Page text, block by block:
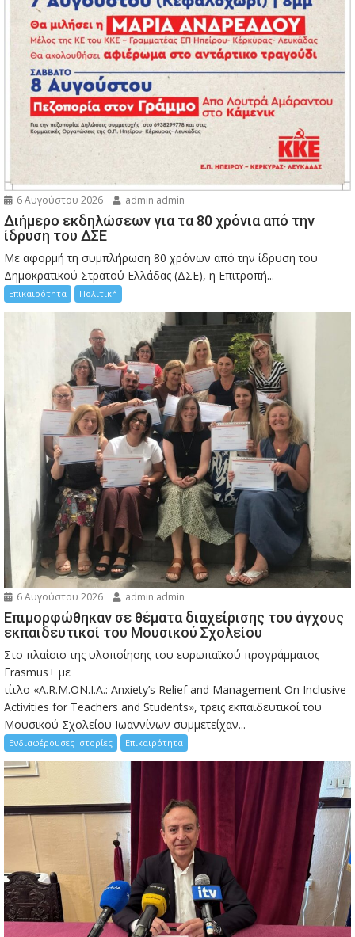
6 Αυγούστου 2026 admin admin
Διήμερο εκδηλώσεων για τα 80 χρόνια από την
ίδρυση του ΔΣΕ
Με αφορμή τη συμπλήρωση 80 χρόνων από την ίδρυση του
Δημοκρατικού Στρατού Ελλάδας (ΔΣΕ), η Επιτροπή...
Επικαιρότητα Πολιτική
6 Αυγούστου 2026 admin admin
Eπιμορφώθηκαν σε θέματα διαχείρισης του άγχους
εκπαιδευτικοί του Μουσικού Σχολείου
Στο πλαίσιο της υλοποίησης του ευρωπαϊκού προγράμματος
Erasmus+ με
τίτλο «A.R.M.ON.I.A.: Anxiety’s Relief and Management On Inclusive
Activities for Teachers and Students», τρεις εκπαιδευτικοί του
Μουσικού Σχολείου Ιωαννίνων συμμετείχαν...
Ενδιαφέρουσες Ιστορίες Επικαιρότητα